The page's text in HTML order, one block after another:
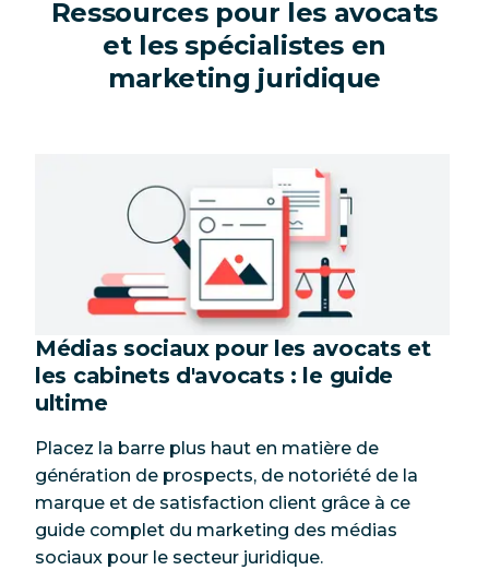
Ressources pour les avocats
et les spécialistes en
marketing juridique
Médias sociaux pour les avocats et
les cabinets d'avocats : le guide
ultime
Placez la barre plus haut en matière de
génération de prospects, de notoriété de la
marque et de satisfaction client grâce à ce
guide complet du marketing des médias
sociaux pour le secteur juridique.